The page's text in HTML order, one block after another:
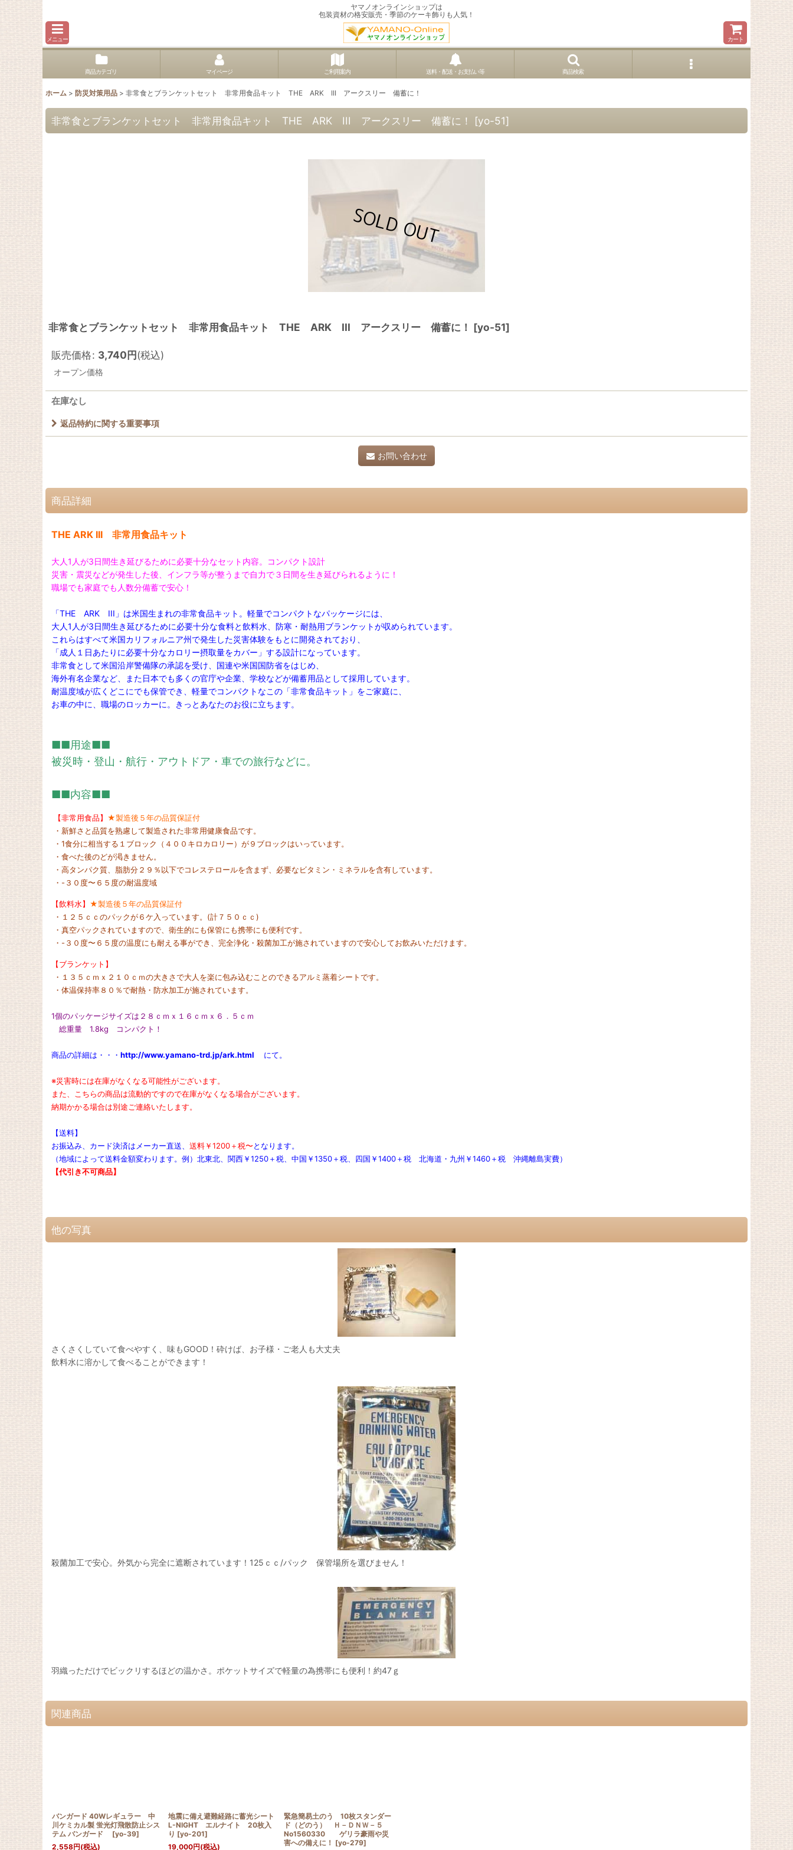
ヤマノオンラインショップは
包装資材の格安販売・季節のケーキ飾りも人気！
メニュー カート
商品カテゴリ マイページ ご利用案内 送料・配送・お支払い等 商品検索
ホーム > 防災対策用品 > 非常食とブランケットセット 非常用食品キット THE ARK III アークスリー 備蓄に！
非常食とブランケットセット 非常用食品キット THE ARK III アークスリー 備蓄に！ [yo-51]
非常食とブランケットセット 非常用食品キット THE ARK III アークスリー 備蓄に！ [yo-51]
販売価格: 3,740円(税込)
オープン価格
在庫なし
返品特約に関する重要事項
お問い合わせ
商品詳細
THE ARK III 非常用食品キット
大人1人が3日間生き延びるために必要十分なセット内容。コンパクト設計
災害・震災などが発生した後、インフラ等が整うまで自力で３日間を生き延びられるように！
職場でも家庭でも人数分備蓄で安心！
「THE ARK III」は米国生まれの非常食品キット。軽量でコンパクトなパッケージには、
大人1人が3日間生き延びるために必要十分な食料と飲料水、防寒・耐熱用ブランケットが収められています。
これらはすべて米国カリフォルニア州で発生した災害体験をもとに開発されており、
「成人１日あたりに必要十分なカロリー摂取量をカバー」する設計になっています。
非常食として米国沿岸警備隊の承認を受け、国連や米国国防省をはじめ、
海外有名企業など、また日本でも多くの官庁や企業、学校などが備蓄用品として採用しています。
耐温度域が広くどこにでも保管でき、軽量でコンパクトなこの「非常食品キット」をご家庭に、
お車の中に、職場のロッカーに。きっとあなたのお役に立ちます。
■■用途■■
被災時・登山・航行・アウトドア・車での旅行などに。
■■内容■■
【非常用食品】 ★製造後５年の品質保証付
・新鮮さと品質を熟慮して製造された非常用健康食品です。
・1食分に相当する１ブロック（４００キロカロリー）が９ブロックはいっています。
・食べた後のどが渇きません。
・高タンパク質、脂肪分２９％以下でコレステロールを含まず、必要なビタミン・ミネラルを含有しています。
・-３０度〜６５度の耐温度域
【飲料水】 ★製造後５年の品質保証付
・１２５ｃｃのパックが６ケ入っています。(計７５０ｃｃ)
・真空パックされていますので、衛生的にも保管にも携帯にも便利です。
・-３０度〜６５度の温度にも耐える事ができ、完全浄化・殺菌加工が施されていますので安心してお飲みいただけます。
【ブランケット】
・１３５ｃｍｘ２１０ｃｍの大きさで大人を楽に包み込むことのできるアルミ蒸着シートです。
・体温保持率８０％で耐熱・防水加工が施されています。
1個のパッケージサイズは２８ｃｍｘ１６ｃｍｘ６．５ｃｍ
総重量 1.8kg コンパクト！
商品の詳細は・・・ http://www.yamano-trd.jp/ark.html にて。
※災害時には在庫がなくなる可能性がございます。
また、こちらの商品は流動的ですので在庫がなくなる場合がございます。
納期かかる場合は別途ご連絡いたします。
【送料】
お振込み、カード決済はメーカー直送、 送料￥1200＋税〜となります。
（地域によって送料金額変わります。例）北東北、関西￥1250＋税、中国￥1350＋税、四国￥1400＋税 北海道・九州￥1460＋税 沖縄離島実費）
【代引き不可商品】
他の写真
さくさくしていて食べやすく、味もGOOD！砕けば、お子様・ご老人も大丈夫
飲料水に溶かして食べることができます！
殺菌加工で安心。外気から完全に遮断されています！125ｃｃ/パック 保管場所を選びません！
羽織っただけでビックリするほどの温かさ。ポケットサイズで軽量の為携帯にも便利！約47ｇ
関連商品
バンガード 40Wレギュラー 中
川ケミカル製 蛍光灯飛散防止シス
テム バンガード
[yo-39]
2,558円(税込)
地震に備え避難経路に蓄光シート
L-NIGHT エルナイト 20枚入
り [yo-201]
19,000円(税込)
緊急簡易土のう 10枚スタンダー
ド（どのう） Ｈ－ＤＮＷ－５
No1560330 ゲリラ豪雨や災
害への備えに！ [yo-279]